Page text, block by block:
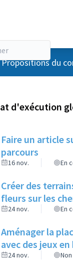
utilisateur
Propositions du
d'exécution
Faire un article
parcours
16 nov. En
Créer des
fleurs sur les
24 nov. En
Aménager la
avec des jeux en
24 nov.